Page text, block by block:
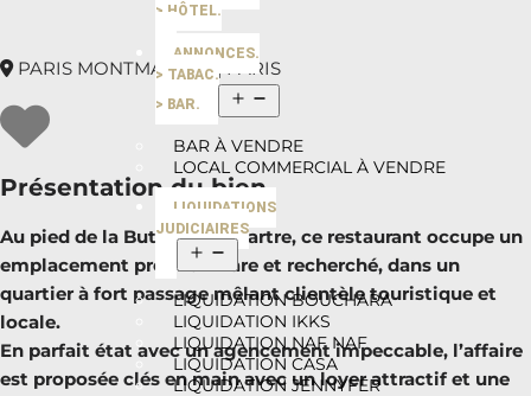
> HÔTEL.
ANNONCES.
> TABAC.
> BAR.
BAR À VENDRE
LOCAL COMMERCIAL À VENDRE
LIQUIDATIONS
JUDICIAIRES
LIQUIDATION BOUCHARA
LIQUIDATION IKKS
LIQUIDATION NAF NAF
LIQUIDATION CASA
LIQUIDATION JENNYFER
PARIS MONTMARTRE | PARIS
Présentation du bien
Au pied de la Butte Montmartre, ce restaurant occupe un
emplacement premium rare et recherché, dans un
quartier à fort passage mêlant clientèle touristique et
locale.
En parfait état avec un agencement impeccable, l’affaire
est proposée clés en main avec un loyer attractif et une